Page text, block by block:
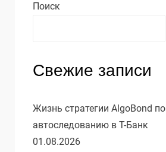
Поиск
Свежие записи
Жизнь стратегии AlgoBond по
автоследованию в Т-Банк
01.08.2026